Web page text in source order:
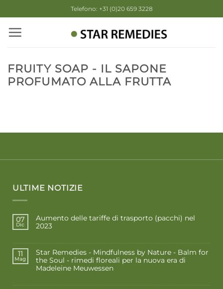
ai
contenuti
Telefono: +31 (0)20 659 3228
FRUITY SOAP - IL SAPONE
PROFUMATO ALLA FRUTTA
ULTIME NOTIZIE
07
Dic
Aumento delle tariffe di trasporto (pacchi) nel
2023
11
Mag
Star Remedies - Mindfulness by Nature - Balm for
the Soul - rimedi floreali per la nuova era di
Madeleine Meuwessen